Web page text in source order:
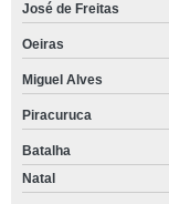
José de Freitas
Oeiras
Miguel Alves
Piracuruca
Batalha
Natal